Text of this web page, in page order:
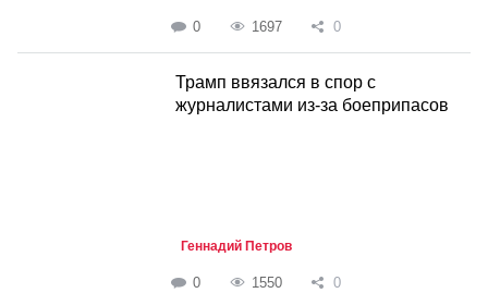
0 1697 0
Трамп ввязался в спор с
журналистами из-за боеприпасов
Геннадий Петров
0 1550 0